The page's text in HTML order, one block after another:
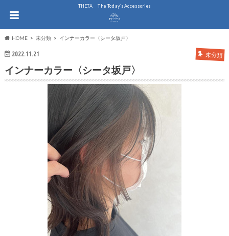
THE.TA The Today`s Accessories
HOME 未分類 インナーカラー〈シータ坂戸〉
2022.11.21 未分類
インナーカラー〈シータ坂戸〉